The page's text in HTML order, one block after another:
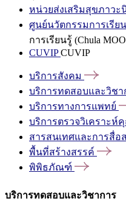
หน่วยส่งเสริมสุขภาวะ
ศูนย์นวัตกรรมการเรียน
การเรียนรู้ (Chula
CUVIPCUVIP
บริการสังคม
บริการทดสอบและวิชา
บริการทางการแพทย์
บริการตรวจวิเคราะห์
สารสนเทศและการสื่อ
พื้นที่สร้างสรรค์
พิพิธภัณฑ์
บริการทดสอบและวิชาการ